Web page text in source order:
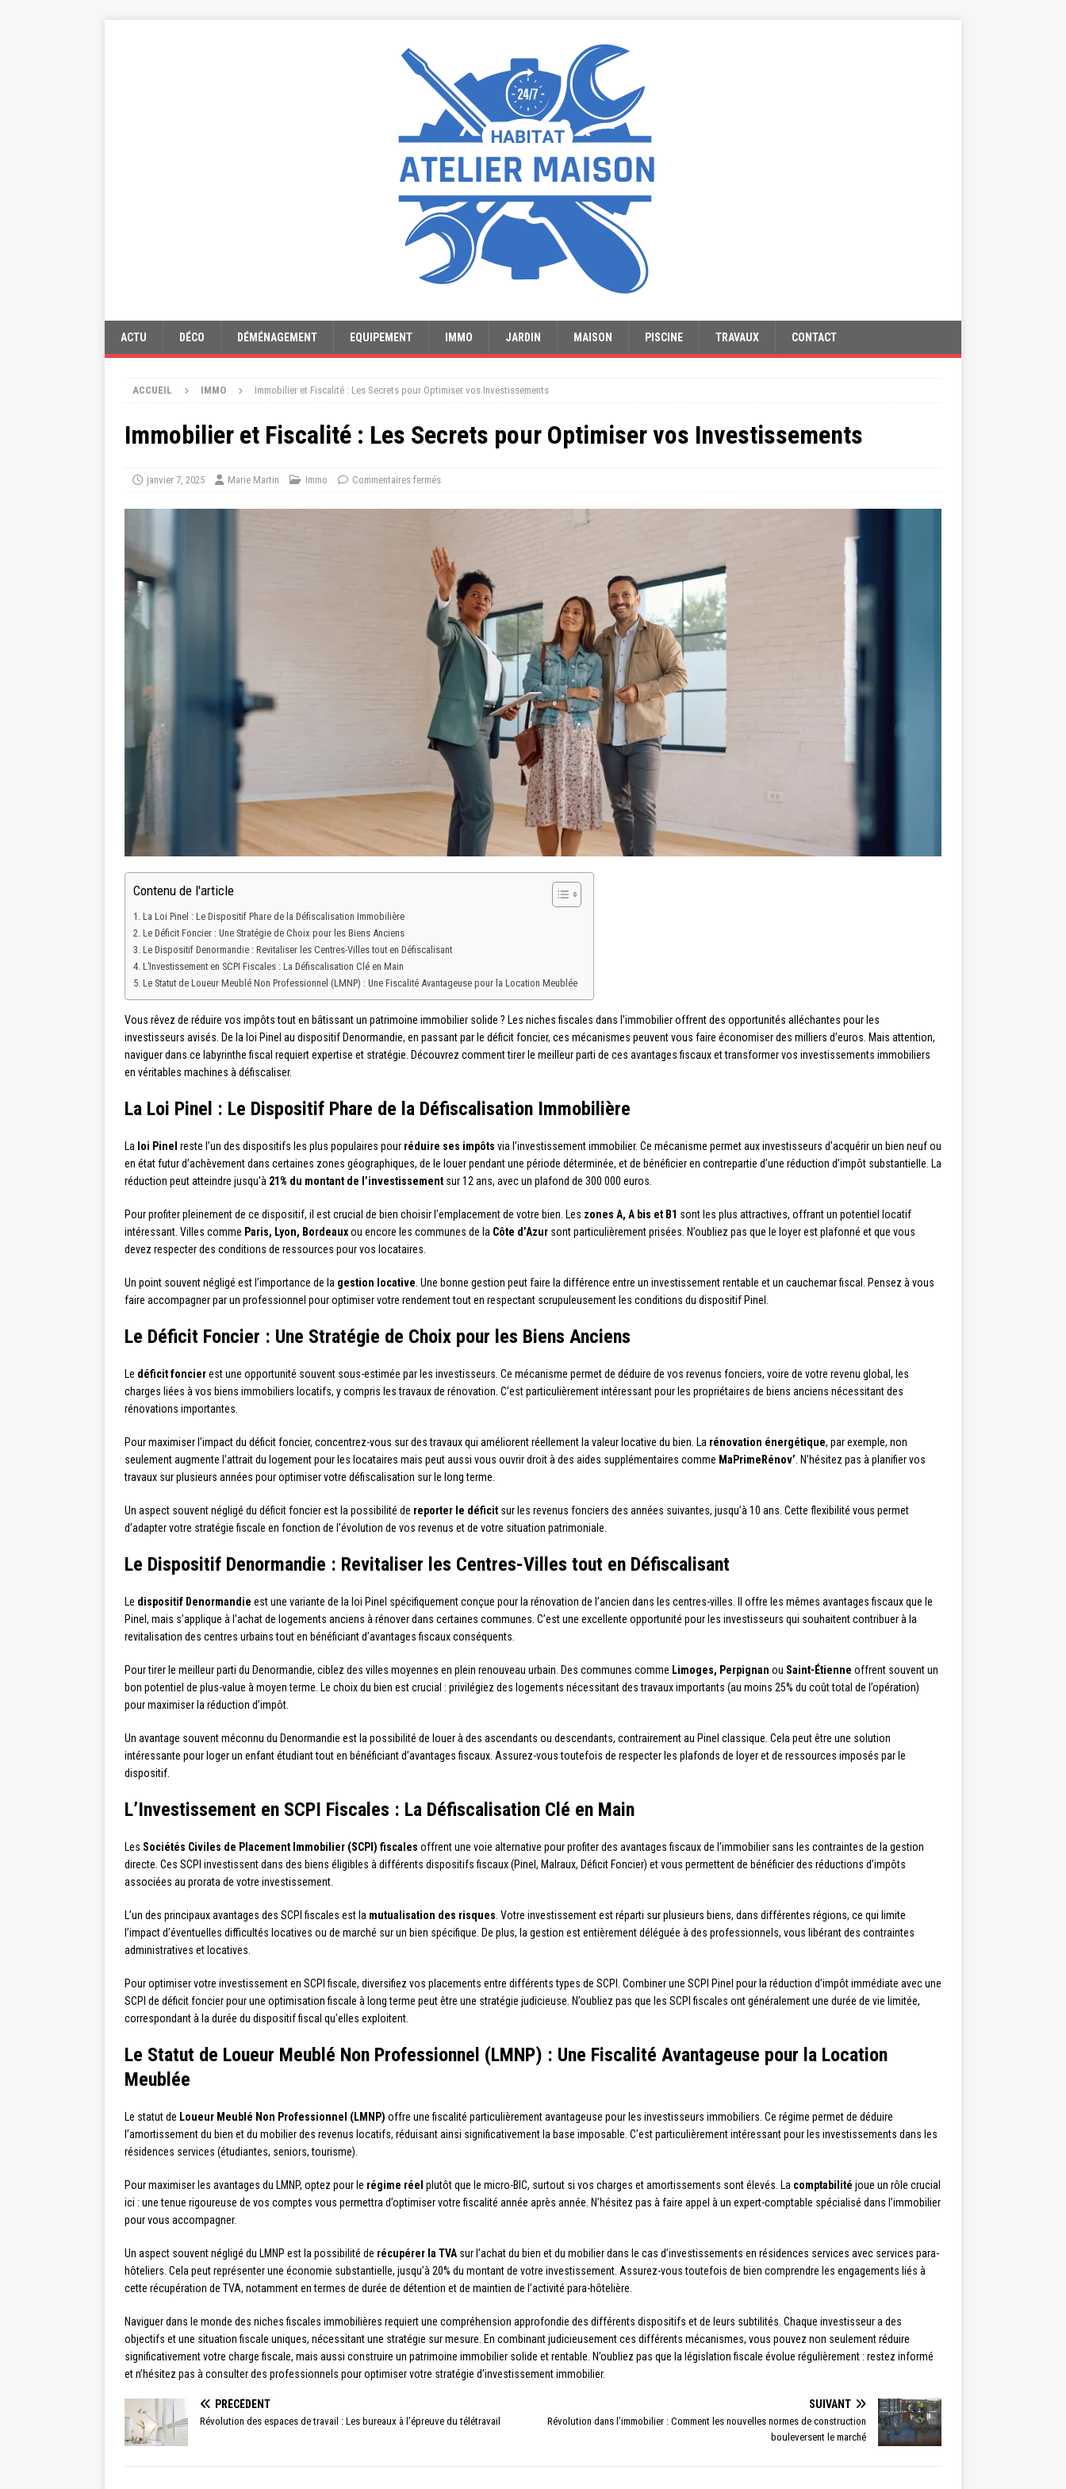
ACTU DÉCO DÉMÉNAGEMENT EQUIPEMENT IMMO JARDIN MAISON PISCINE TRAVAUX CONTACT
ACCUEIL IMMO Immobilier et Fiscalité : Les Secrets pour Optimiser vos Investissements
Immobilier et Fiscalité : Les Secrets pour Optimiser vos Investissements
janvier 7, 2025 Marie Martin Immo Commentaires fermés
Contenu de l'article
La Loi Pinel : Le Dispositif Phare de la Défiscalisation Immobilière
Le Déficit Foncier : Une Stratégie de Choix pour les Biens Anciens
Le Dispositif Denormandie : Revitaliser les Centres-Villes tout en Défiscalisant
L’Investissement en SCPI Fiscales : La Défiscalisation Clé en Main
Le Statut de Loueur Meublé Non Professionnel (LMNP) : Une Fiscalité Avantageuse pour la Location Meublée
Vous rêvez de réduire vos impôts tout en bâtissant un patrimoine immobilier solide ? Les niches fiscales dans l’immobilier offrent des opportunités alléchantes pour les
investisseurs avisés. De la loi Pinel au dispositif Denormandie, en passant par le déficit foncier, ces mécanismes peuvent vous faire économiser des milliers d’euros. Mais attention,
naviguer dans ce labyrinthe fiscal requiert expertise et stratégie. Découvrez comment tirer le meilleur parti de ces avantages fiscaux et transformer vos investissements immobiliers
en véritables machines à défiscaliser.
La Loi Pinel : Le Dispositif Phare de la Défiscalisation Immobilière
La loi Pinel reste l’un des dispositifs les plus populaires pour réduire ses impôts via l’investissement immobilier. Ce mécanisme permet aux investisseurs d’acquérir un bien neuf ou
en état futur d’achèvement dans certaines zones géographiques, de le louer pendant une période déterminée, et de bénéficier en contrepartie d’une réduction d’impôt substantielle. La
réduction peut atteindre jusqu’à 21% du montant de l’investissement sur 12 ans, avec un plafond de 300 000 euros.
Pour profiter pleinement de ce dispositif, il est crucial de bien choisir l’emplacement de votre bien. Les zones A, A bis et B1 sont les plus attractives, offrant un potentiel locatif
intéressant. Villes comme Paris, Lyon, Bordeauxou encore les communes de la Côte d’Azur sont particulièrement prisées. N’oubliez pas que le loyer est plafonné et que vous
devez respecter des conditions de ressources pour vos locataires.
Un point souvent négligé est l’importance de la gestion locative . Une bonne gestion peut faire la différence entre un investissement rentable et un cauchemar fiscal. Pensez à vous
faire accompagner par un professionnel pour optimiser votre rendement tout en respectant scrupuleusement les conditions du dispositif Pinel.
Le Déficit Foncier : Une Stratégie de Choix pour les Biens Anciens
Le déficit foncierest une opportunité souvent sous-estimée par les investisseurs. Ce mécanisme permet de déduire de vos revenus fonciers, voire de votre revenu global, les
charges liées à vos biens immobiliers locatifs, y compris les travaux de rénovation. C’est particulièrement intéressant pour les propriétaires de biens anciens nécessitant des
rénovations importantes.
Pour maximiser l’impact du déficit foncier, concentrez-vous sur des travaux qui améliorent réellement la valeur locative du bien. La rénovation énergétique, par exemple, non
seulement augmente l’attrait du logement pour les locataires mais peut aussi vous ouvrir droit à des aides supplémentaires comme MaPrimeRénov’ . N’hésitez pas à planifier vos
travaux sur plusieurs années pour optimiser votre défiscalisation sur le long terme.
Un aspect souvent négligé du déficit foncier est la possibilité de reporter le déficit sur les revenus fonciers des années suivantes, jusqu’à 10 ans. Cette flexibilité vous permet
d’adapter votre stratégie fiscale en fonction de l’évolution de vos revenus et de votre situation patrimoniale.
Le Dispositif Denormandie : Revitaliser les Centres-Villes tout en Défiscalisant
Le dispositif Denormandie est une variante de la loi Pinel spécifiquement conçue pour la rénovation de l’ancien dans les centres-villes. Il offre les mêmes avantages fiscaux que le
Pinel, mais s’applique à l’achat de logements anciens à rénover dans certaines communes. C’est une excellente opportunité pour les investisseurs qui souhaitent contribuer à la
revitalisation des centres urbains tout en bénéficiant d’avantages fiscaux conséquents.
Pour tirer le meilleur parti du Denormandie, ciblez des villes moyennes en plein renouveau urbain. Des communes comme Limoges, Perpignan ou Saint-Étienne offrent souvent un
bon potentiel de plus-value à moyen terme. Le choix du bien est crucial : privilégiez des logements nécessitant des travaux importants (au moins 25% du coût total de l’opération)
pour maximiser la réduction d’impôt.
Un avantage souvent méconnu du Denormandie est la possibilité de louer à des ascendants ou descendants, contrairement au Pinel classique. Cela peut être une solution
intéressante pour loger un enfant étudiant tout en bénéficiant d’avantages fiscaux. Assurez-vous toutefois de respecter les plafonds de loyer et de ressources imposés par le
dispositif.
L’Investissement en SCPI Fiscales : La Défiscalisation Clé en Main
Les Sociétés Civiles de Placement Immobilier (SCPI) fiscales offrent une voie alternative pour profiter des avantages fiscaux de l’immobilier sans les contraintes de la gestion
directe. Ces SCPI investissent dans des biens éligibles à différents dispositifs fiscaux (Pinel, Malraux, Déficit Foncier) et vous permettent de bénéficier des réductions d’impôts
associées au prorata de votre investissement.
L’un des principaux avantages des SCPI fiscales est la mutualisation des risques . Votre investissement est réparti sur plusieurs biens, dans différentes régions, ce qui limite
l’impact d’éventuelles difficultés locatives ou de marché sur un bien spécifique. De plus, la gestion est entièrement déléguée à des professionnels, vous libérant des contraintes
administratives et locatives.
Pour optimiser votre investissement en SCPI fiscale, diversifiez vos placements entre différents types de SCPI. Combiner une SCPI Pinel pour la réduction d’impôt immédiate avec une
SCPI de déficit foncier pour une optimisation fiscale à long terme peut être une stratégie judicieuse. N’oubliez pas que les SCPI fiscales ont généralement une durée de vie limitée,
correspondant à la durée du dispositif fiscal qu’elles exploitent.
Le Statut de Loueur Meublé Non Professionnel (LMNP) : Une Fiscalité Avantageuse pour la Location
Meublée
Le statut de Loueur Meublé Non Professionnel (LMNP) offre une fiscalité particulièrement avantageuse pour les investisseurs immobiliers. Ce régime permet de déduire
l’amortissement du bien et du mobilier des revenus locatifs, réduisant ainsi significativement la base imposable. C’est particulièrement intéressant pour les investissements dans les
résidences services (étudiantes, seniors, tourisme).
Pour maximiser les avantages du LMNP, optez pour le régime réel plutôt que le micro-BIC, surtout si vos charges et amortissements sont élevés. La comptabilité joue un rôle crucial
ici : une tenue rigoureuse de vos comptes vous permettra d’optimiser votre fiscalité année après année. N’hésitez pas à faire appel à un expert-comptable spécialisé dans l’immobilier
pour vous accompagner.
Un aspect souvent négligé du LMNP est la possibilité de récupérer la TVA sur l’achat du bien et du mobilier dans le cas d’investissements en résidences services avec services para-
hôteliers. Cela peut représenter une économie substantielle, jusqu’à 20% du montant de votre investissement. Assurez-vous toutefois de bien comprendre les engagements liés à
cette récupération de TVA, notamment en termes de durée de détention et de maintien de l’activité para-hôtelière.
Naviguer dans le monde des niches fiscales immobilières requiert une compréhension approfondie des différents dispositifs et de leurs subtilités. Chaque investisseur a des
objectifs et une situation fiscale uniques, nécessitant une stratégie sur mesure. En combinant judicieusement ces différents mécanismes, vous pouvez non seulement réduire
significativement votre charge fiscale, mais aussi construire un patrimoine immobilier solide et rentable. N’oubliez pas que la législation fiscale évolue régulièrement : restez informé
et n’hésitez pas à consulter des professionnels pour optimiser votre stratégie d’investissement immobilier.
PRÉCÉDENT
Révolution des espaces de travail : Les bureaux à l’épreuve du télétravail
SUIVANT
Révolution dans l’immobilier : Comment les nouvelles normes de construction
bouleversent le marché